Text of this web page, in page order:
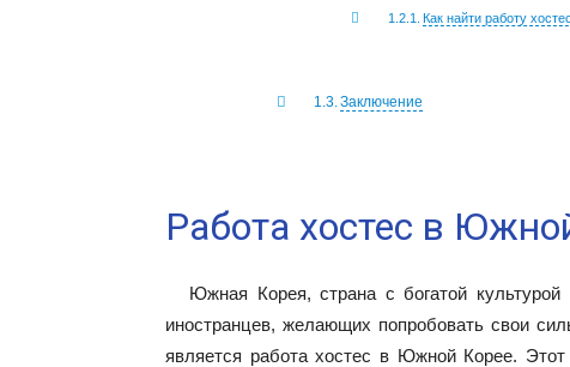
Как найти работу
Заключение
Работа хостес в
Южная Корея, страна с богатой
иностранцев, желающих попробовать свои
является работа хостес в Южной Корее. Этот